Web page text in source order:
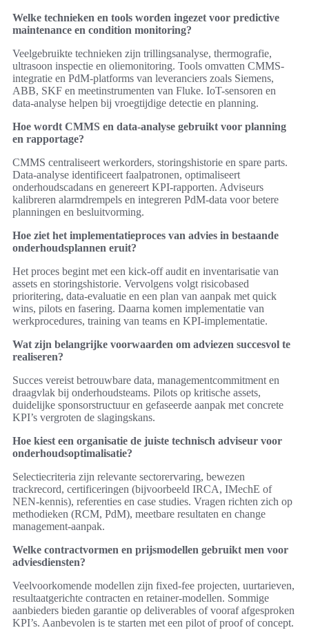
Welke technieken en tools worden ingezet voor predictive
maintenance en condition monitoring?
Veelgebruikte technieken zijn trillingsanalyse, thermografie,
ultrasoon inspectie en oliemonitoring. Tools omvatten CMMS-
integratie en PdM-platforms van leveranciers zoals Siemens,
ABB, SKF en meetinstrumenten van Fluke. IoT-sensoren en
data-analyse helpen bij vroegtijdige detectie en planning.
Hoe wordt CMMS en data-analyse gebruikt voor planning
en rapportage?
CMMS centraliseert werkorders, storingshistorie en spare parts.
Data-analyse identificeert faalpatronen, optimaliseert
onderhoudscadans en genereert KPI-rapporten. Adviseurs
kalibreren alarmdrempels en integreren PdM-data voor betere
planningen en besluitvorming.
Hoe ziet het implementatieproces van advies in bestaande
onderhoudsplannen eruit?
Het proces begint met een kick-off audit en inventarisatie van
assets en storingshistorie. Vervolgens volgt risicobased
prioritering, data-evaluatie en een plan van aanpak met quick
wins, pilots en fasering. Daarna komen implementatie van
werkprocedures, training van teams en KPI-implementatie.
Wat zijn belangrijke voorwaarden om adviezen succesvol te
realiseren?
Succes vereist betrouwbare data, managementcommitment en
draagvlak bij onderhoudsteams. Pilots op kritische assets,
duidelijke sponsorstructuur en gefaseerde aanpak met concrete
KPI’s vergroten de slagingskans.
Hoe kiest een organisatie de juiste technisch adviseur voor
onderhoudsoptimalisatie?
Selectiecriteria zijn relevante sectorervaring, bewezen
trackrecord, certificeringen (bijvoorbeeld IRCA, IMechE of
NEN-kennis), referenties en case studies. Vragen richten zich op
methodieken (RCM, PdM), meetbare resultaten en change
management-aanpak.
Welke contractvormen en prijsmodellen gebruikt men voor
adviesdiensten?
Veelvoorkomende modellen zijn fixed-fee projecten, uurtarieven,
resultaatgerichte contracten en retainer-modellen. Sommige
aanbieders bieden garantie op deliverables of vooraf afgesproken
KPI’s. Aanbevolen is te starten met een pilot of proof of concept.